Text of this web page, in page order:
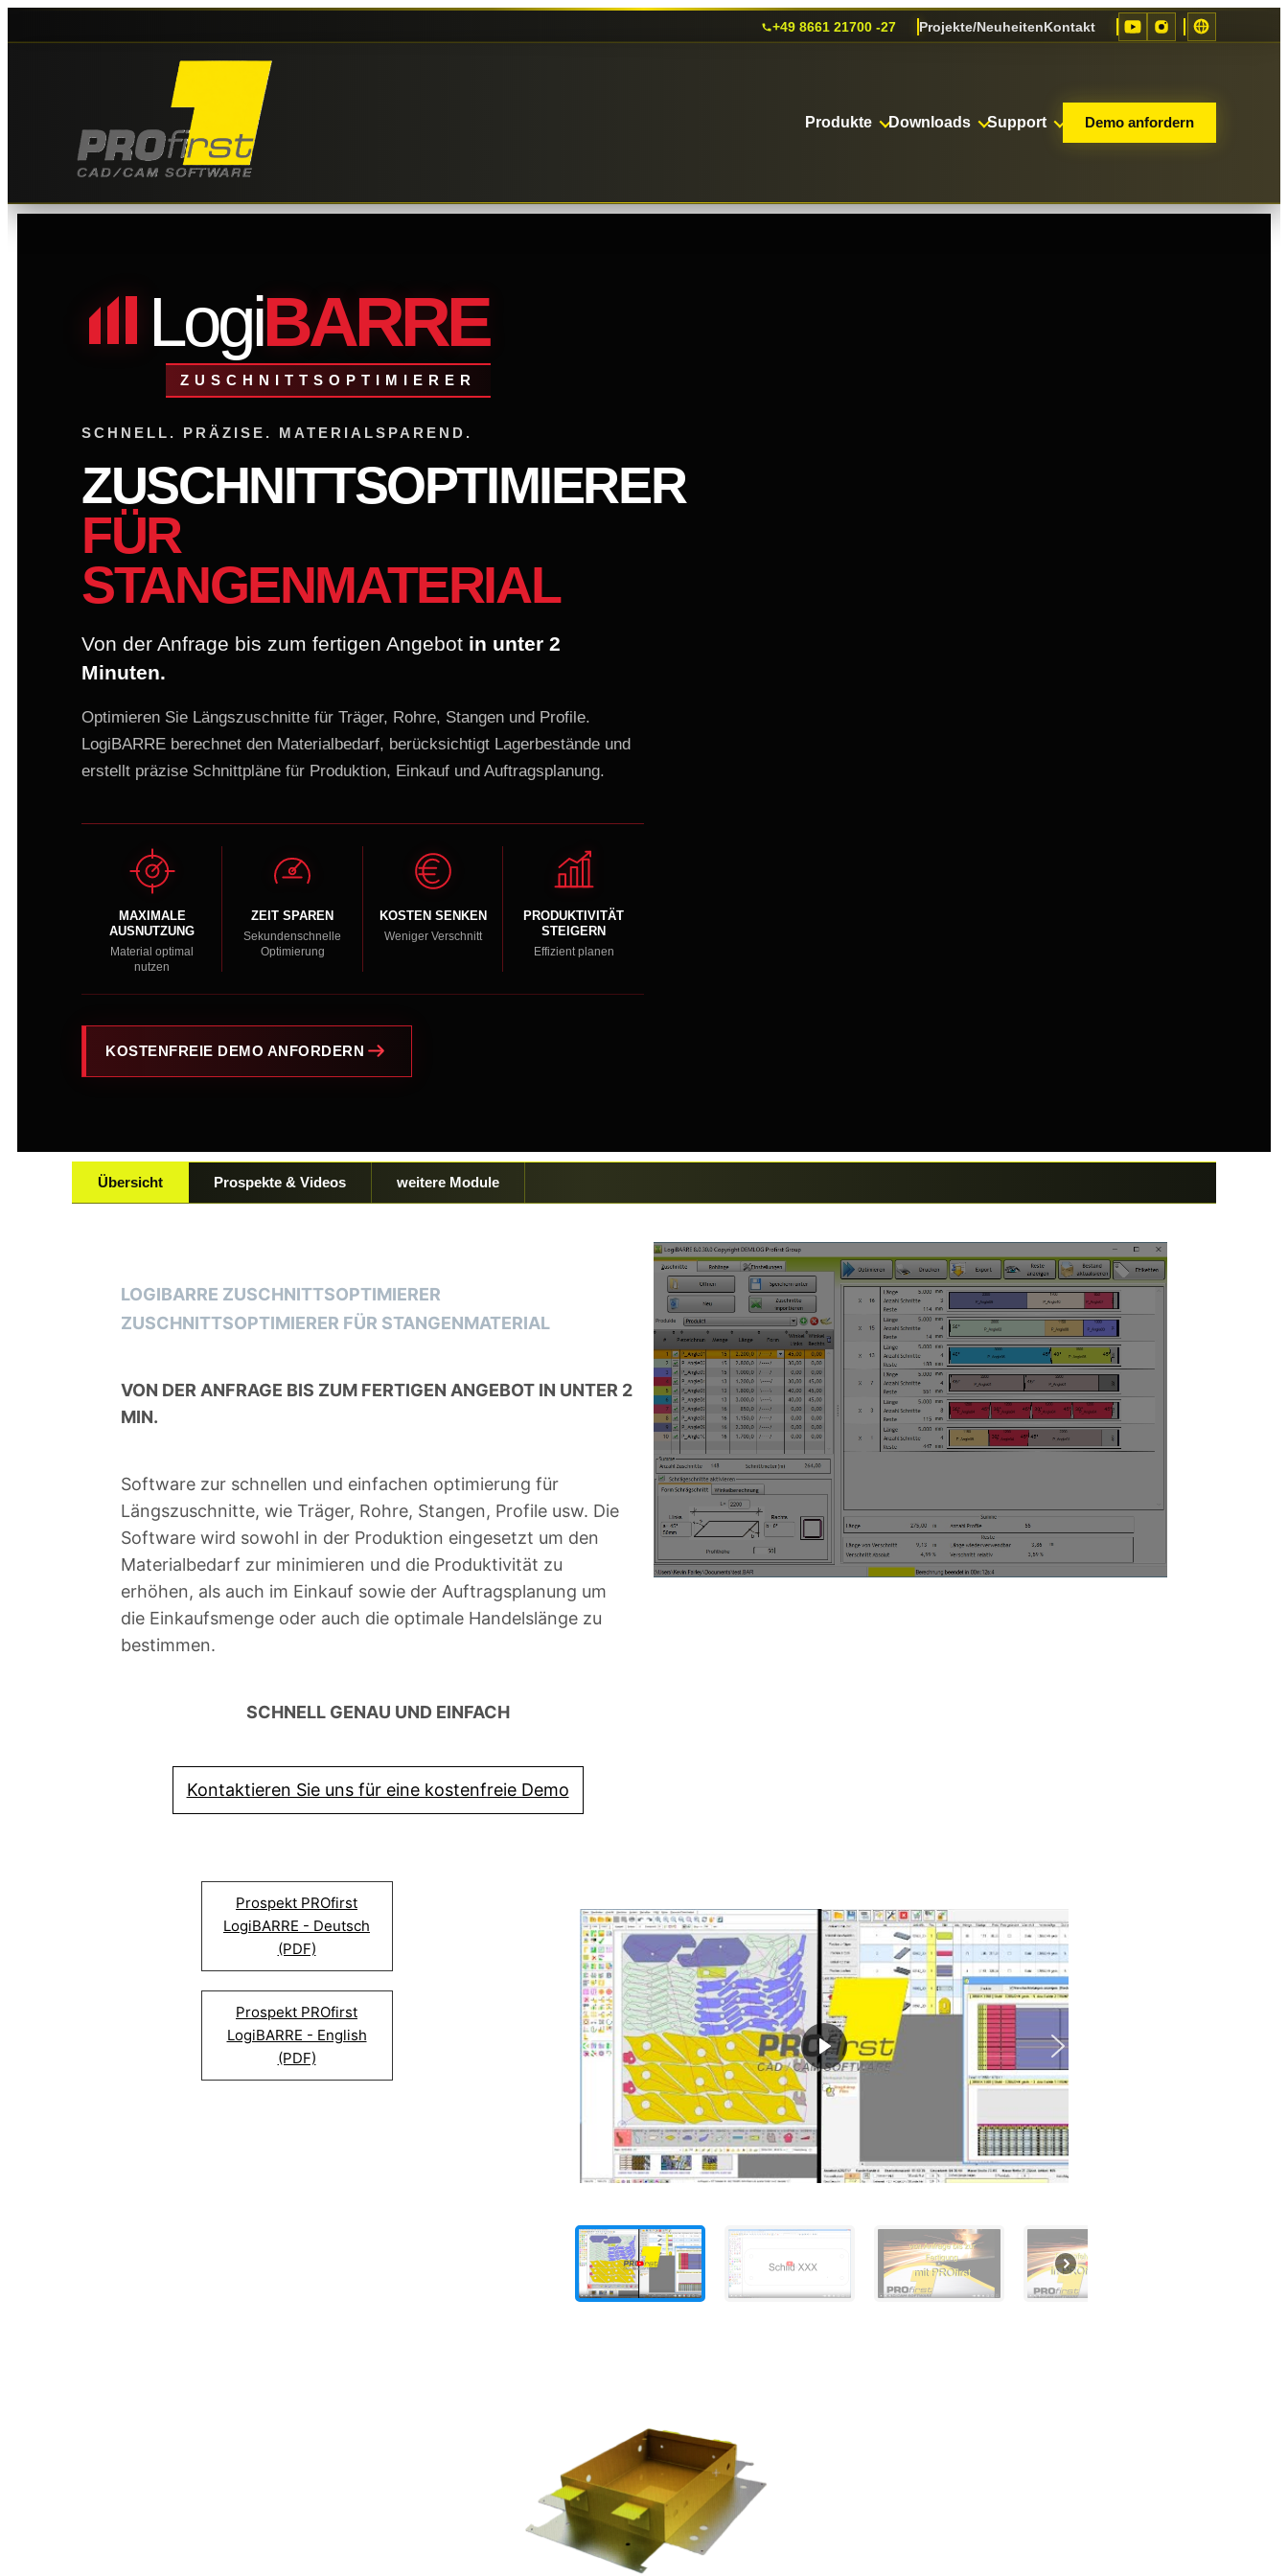
+49 8661 21700 -27 Projekte/NeuheitenKontakt
Produkte Downloads Support Demo anfordern
LogiBARRE
ZUSCHNITTSOPTIMIERER
SCHNELL. PRÄZISE. MATERIALSPAREND.
ZUSCHNITTSOPTIMIERER
FÜR
STANGENMATERIAL
Von der Anfrage bis zum fertigen Angebot in unter 2
Minuten.
Optimieren Sie Längszuschnitte für Träger, Rohre, Stangen und Profile.
LogiBARRE berechnet den Materialbedarf, berücksichtigt Lagerbestände und
erstellt präzise Schnittpläne für Produktion, Einkauf und Auftragsplanung.
MAXIMALE
AUSNUTZUNG
Material optimal
nutzen
ZEIT SPAREN
Sekundenschnelle
Optimierung
KOSTEN SENKEN
Weniger Verschnitt
PRODUKTIVITÄT
STEIGERN
Effizient planen
KOSTENFREIE DEMO ANFORDERN
Übersicht Prospekte & Videos weitere Module
LOGIBARRE ZUSCHNITTSOPTIMIERER
ZUSCHNITTSOPTIMIERER FÜR STANGENMATERIAL
VON DER ANFRAGE BIS ZUM FERTIGEN ANGEBOT IN UNTER 2
MIN.
Software zur schnellen und einfachen optimierung für
Längszuschnitte, wie Träger, Rohre, Stangen, Profile usw. Die
Software wird sowohl in der Produktion eingesetzt um den
Materialbedarf zur minimieren und die Produktivität zu
erhöhen, als auch im Einkauf sowie der Auftragsplanung um
die Einkaufsmenge oder auch die optimale Handelslänge zu
bestimmen.
SCHNELL GENAU UND EINFACH
Kontaktieren Sie uns für eine kostenfreie Demo
Prospekt PROfirst
LogiBARRE - Deutsch
(PDF)
Prospekt PROfirst
LogiBARRE - English
(PDF)